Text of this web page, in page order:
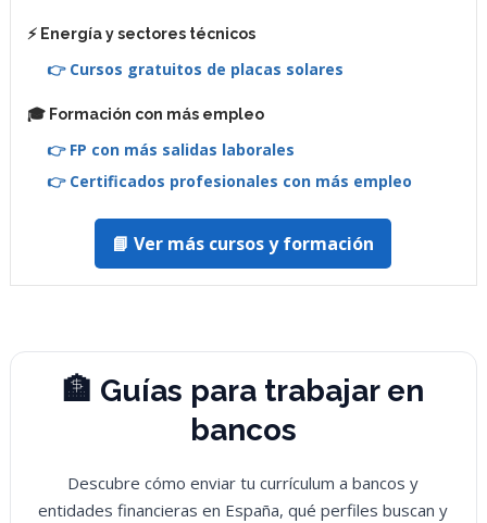
⚡ Energía y sectores técnicos
👉 Cursos gratuitos de placas solares
🎓 Formación con más empleo
👉 FP con más salidas laborales
👉 Certificados profesionales con más empleo
📘 Ver más cursos y formación
🏦 Guías para trabajar en
bancos
Descubre cómo enviar tu currículum a bancos y
entidades financieras en España, qué perfiles buscan y